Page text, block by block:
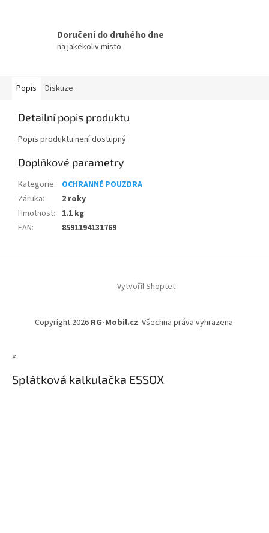
Doručení do druhého dne
na jakékoliv místo
Popis Diskuze
Detailní popis produktu
Popis produktu není dostupný
Doplňkové parametry
Kategorie: OCHRANNÉ POUZDRA
Záruka:
2 roky
Hmotnost:
1.1 kg
EAN: 8591194131769
Vytvořil Shoptet
Copyright 2026 RG-Mobil.cz. Všechna práva vyhrazena.
×
Splátková kalkulačka ESSOX